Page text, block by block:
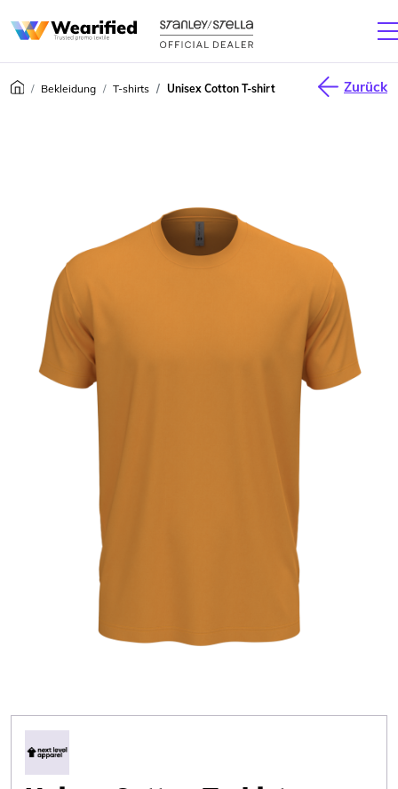
Bekleidung T-shirts Unisex Cotton T-shirt Zurück